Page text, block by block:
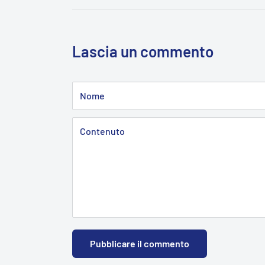
Lascia un commento
Nome
Contenuto
Pubblicare il commento